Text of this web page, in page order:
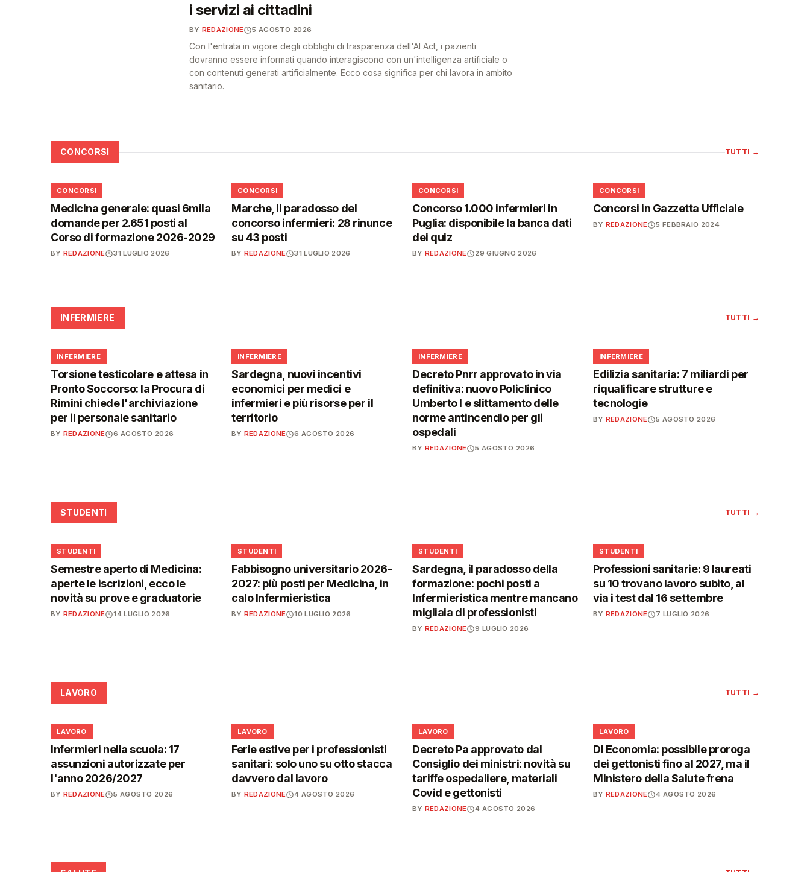
i servizi ai cittadini
BY REDAZIONE 5 AGOSTO 2026
Con l'entrata in vigore degli obblighi di trasparenza dell'AI Act, i pazienti
dovranno essere informati quando interagiscono con un'intelligenza artificiale o
con contenuti generati artificialmente. Ecco cosa significa per chi lavora in ambito
sanitario.
CONCORSI TUTTI →
📋
CONCORSI
Medicina generale: quasi 6mila
domande per 2.651 posti al
Corso di formazione 2026-2029
BY REDAZIONE 31 LUGLIO 2026
📋
CONCORSI
Marche, il paradosso del
concorso infermieri: 28 rinunce
su 43 posti
BY REDAZIONE 31 LUGLIO 2026
📋
CONCORSI
Concorso 1.000 infermieri in
Puglia: disponibile la banca dati
dei quiz
BY REDAZIONE 29 GIUGNO 2026
📋
CONCORSI
Concorsi in Gazzetta Ufficiale
BY REDAZIONE 5 FEBBRAIO 2024
INFERMIERE TUTTI →
🩺
INFERMIERE
Torsione testicolare e attesa in
Pronto Soccorso: la Procura di
Rimini chiede l'archiviazione
per il personale sanitario
BY REDAZIONE 6 AGOSTO 2026
🩺
INFERMIERE
Sardegna, nuovi incentivi
economici per medici e
infermieri e più risorse per il
territorio
BY REDAZIONE 6 AGOSTO 2026
🩺
INFERMIERE
Decreto Pnrr approvato in via
definitiva: nuovo Policlinico
Umberto I e slittamento delle
norme antincendio per gli
ospedali
BY REDAZIONE 5 AGOSTO 2026
🩺
INFERMIERE
Edilizia sanitaria: 7 miliardi per
riqualificare strutture e
tecnologie
BY REDAZIONE 5 AGOSTO 2026
STUDENTI TUTTI →
🎓
STUDENTI
Semestre aperto di Medicina:
aperte le iscrizioni, ecco le
novità su prove e graduatorie
BY REDAZIONE 14 LUGLIO 2026
🎓
STUDENTI
Fabbisogno universitario 2026-
2027: più posti per Medicina, in
calo Infermieristica
BY REDAZIONE 10 LUGLIO 2026
🎓
STUDENTI
Sardegna, il paradosso della
formazione: pochi posti a
Infermieristica mentre mancano
migliaia di professionisti
BY REDAZIONE 9 LUGLIO 2026
🎓
STUDENTI
Professioni sanitarie: 9 laureati
su 10 trovano lavoro subito, al
via i test dal 16 settembre
BY REDAZIONE 7 LUGLIO 2026
LAVORO TUTTI →
💼
LAVORO
Infermieri nella scuola: 17
assunzioni autorizzate per
l'anno 2026/2027
BY REDAZIONE 5 AGOSTO 2026
💼
LAVORO
Ferie estive per i professionisti
sanitari: solo uno su otto stacca
davvero dal lavoro
BY REDAZIONE 4 AGOSTO 2026
💼
LAVORO
Decreto Pa approvato dal
Consiglio dei ministri: novità su
tariffe ospedaliere, materiali
Covid e gettonisti
BY REDAZIONE 4 AGOSTO 2026
💼
LAVORO
Dl Economia: possibile proroga
dei gettonisti fino al 2027, ma il
Ministero della Salute frena
BY REDAZIONE 4 AGOSTO 2026